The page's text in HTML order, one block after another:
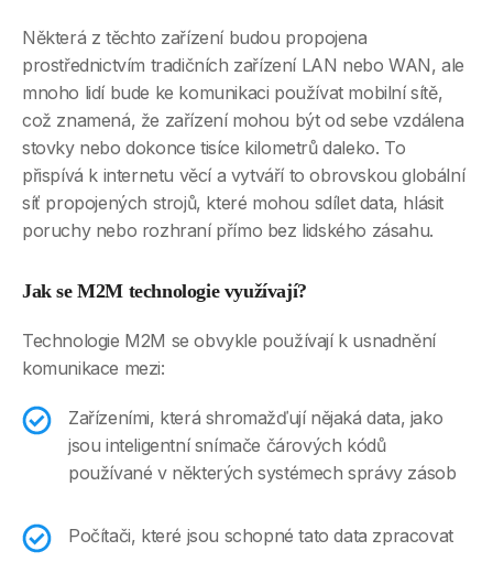
Některá z těchto zařízení budou propojena
prostřednictvím tradičních zařízení LAN nebo WAN, ale
mnoho lidí bude ke komunikaci používat mobilní sítě,
což znamená, že zařízení mohou být od sebe vzdálena
stovky nebo dokonce tisíce kilometrů daleko. To
přispívá k internetu věcí a vytváří to obrovskou globální
síť propojených strojů, které mohou sdílet data, hlásit
poruchy nebo rozhraní přímo bez lidského zásahu.
Jak se M2M technologie využívají?
Technologie M2M se obvykle používají k usnadnění
komunikace mezi:
Zařízeními, která shromažďují nějaká data, jako
jsou inteligentní snímače čárových kódů
používané v některých systémech správy zásob
Počítači, které jsou schopné tato data zpracovat